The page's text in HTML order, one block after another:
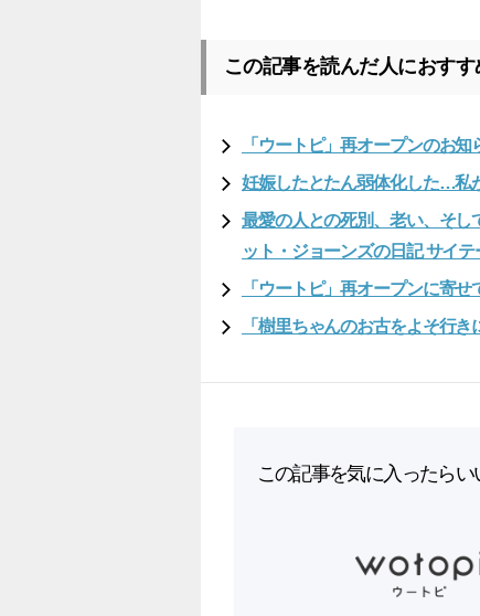
この記事を読んだ人におすす
「ウートピ」再オープンのお知
妊娠したとたん弱体化した…私
最愛の人との死別、老い、そ
ット・ジョーンズの日記 サイテ
「ウートピ」再オープンに寄
「樹里ちゃんのお古をよそ行
この記事を気に入ったらい